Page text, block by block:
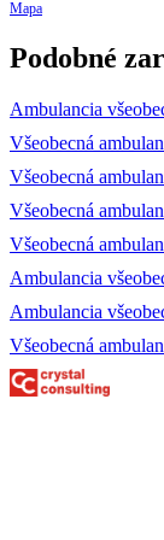
Mapa
Podobné
Ambulancia
Všeobecná
Všeobecná
Všeobecná
Všeobecná
Ambulancia
Ambulancia
Všeobecná